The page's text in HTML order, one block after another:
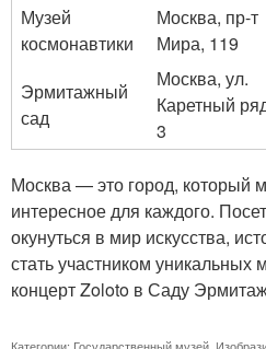
Музей
космонавтики
Москва, пр-т
Мира, 119
Эрмитажный
сад
Москва, ул.
Каретный
3
Москва — это город, который
интересное для каждого.
окунуться в мир искусства,
стать участником уникальных
концерт Zoloto в Саду